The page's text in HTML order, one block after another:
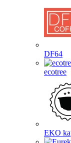
DF64
ecotree
EKO